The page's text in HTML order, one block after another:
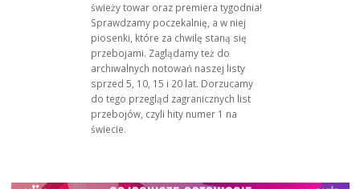
świeży towar oraz premiera tygodnia!
Sprawdzamy poczekalnię, a w niej
piosenki, które za chwilę staną się
przebojami. Zaglądamy też do
archiwalnych notowań naszej listy
sprzed 5, 10, 15 i 20 lat. Dorzucamy
do tego przegląd zagranicznych list
przebojów, czyli hity numer 1 na
świecie.